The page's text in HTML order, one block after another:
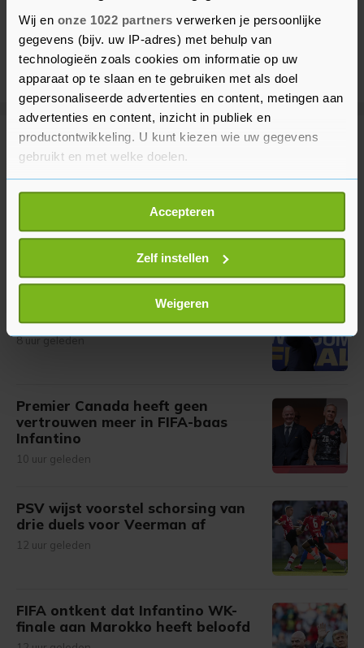
Wij en onze 1022 partners verwerken je persoonlijke
gegevens (bijv. uw IP-adres) met behulp van
technologieën zoals cookies om informatie op uw
apparaat op te slaan en te gebruiken met als doel
gepersonaliseerde advertenties en content, metingen aan
advertenties en content, inzicht in publiek en
productontwikkeling. U kunt kiezen wie uw gegevens
gebruikt en met welke doelen.
Als u het toestaat, willen we ook graag:
Informatie verzamelen over uw geografische
locatie, die tot een paar meter nauwkeurig kan zijn
Uw apparaat identificeren door het actief te
scannen op specifieke eigenschappen (fingerprinting)
Lees meer over hoe uw persoonlijke gegevens worden
verwerkt en stel uw voorkeuren in het
U kunt uw toestemming op elk moment wijzigen of
Met cookies werkt onze website beter en wordt jouw
bezoek makkelijker en persoonlijker. Op
onze cookiepagina kun je ons cookiebeleid bekijken en je
gemaakte keuze altijd wijzigen of intrekken.
Accepteren
Zelf instellen
Weigeren
Meer uit Voetbal
om aanstelling trainer
3 uur geleden
Infantino blijft aan als FIFA-
voorzitter na overleg in Marokko
8 uur geleden
Premier Canada heeft geen
vertrouwen meer in FIFA-baas
Infantino
10 uur geleden
PSV wijst voorstel schorsing van
drie duels voor Veerman af
12 uur geleden
FIFA ontkent dat Infantino WK-
finale aan Marokko heeft beloofd